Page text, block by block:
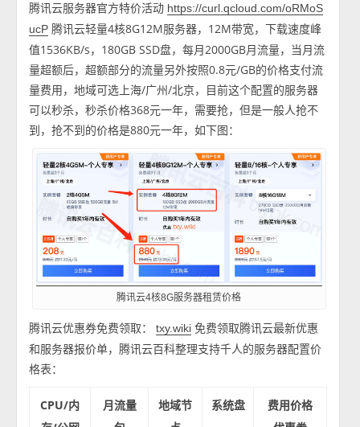
腾讯云服务器官方特价活动 https://curl.qcloud.com/oRMoS
ucP 腾讯云轻量4核8G12M服务器，12M带宽，下载速度峰
值1536KB/s，180GB SSD盘，每月2000GB月流量，当月流
量超额后，超额部分的流量另外按照0.8元/GB的价格支付流
量费用，地域可选上海/广州/北京，目前这个配置的服务器
可以秒杀，秒杀价格368元一年，需要抢，但是一般人抢不
到，抢不到的价格是880元一年，如下图：
腾讯云4核8G服务器租赁价格
腾讯云优惠券免费领取：txy.wiki 免费领取腾讯云最新优惠
和服务器报价单，腾讯云百科整理支持千人的服务器配置价
格表：
CPU/内
月流量
地域节
系统盘
费用价格